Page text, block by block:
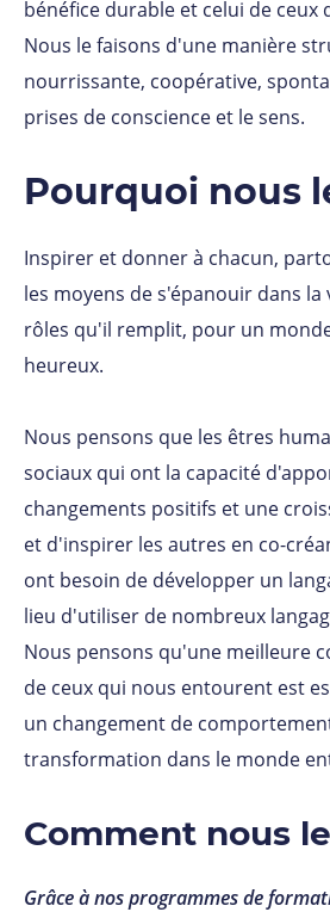
bénéfice durable et celui de ceux
Nous le faisons d'une manière
nourrissante, coopérative,
prises de conscience et le sens.
Pourquoi nous
Inspirer et donner à chacun,
les moyens de s'épanouir dans la
rôles qu'il remplit, pour un
heureux.
Nous pensons que les êtres
sociaux qui ont la capacité
changements positifs et une
et d'inspirer les autres en co-
ont besoin de développer un
lieu d'utiliser de nombreux
Nous pensons qu'une meilleure
de ceux qui nous entourent est
un changement de
transformation dans le monde
Comment nous
Grâce à nos programmes de